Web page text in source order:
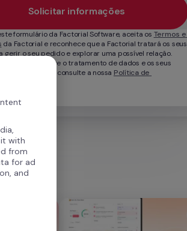
formulário da Factorial Software, aceita os Termos e
da Factorial e reconhece que a Factorial tratará os seus
gerir o seu pedido e explorar uma possível relação.
informações sobre o tratamento de dados e os seus
abrigo do RGPD, consulte a nossa Política de
Solicitar informações
with
from
for ad
and